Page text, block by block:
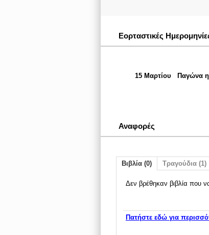
Εορταστικές
15 Μαρτίου Παγώνα
Αναφορές
Βιβλία (0) Τραγούδια (1)
Δεν βρέθηκαν βιβλία που
Πατήστε εδώ για